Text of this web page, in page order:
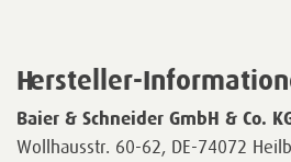
Hersteller-
Baier & Schneider GmbH & Co.
Wollhausstr. 60-62, DE-74072